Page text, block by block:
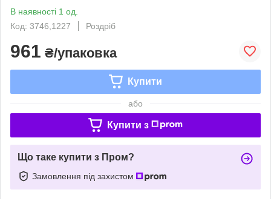
В наявності 1 од.
Код: 3746,1227
Роздріб
961 ₴/упаковка
Купити
або
Купити з
Що таке купити з Пром?
Замовлення під захистом